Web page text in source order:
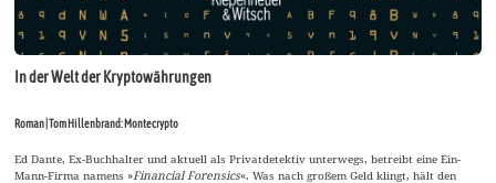
In der Welt der Kryptowährungen
Roman | Tom Hillenbrand: Montecrypto
Ed Dante, Ex-Buchhalter und aktuell als Privatdetektiv unterwegs, betreibt eine Ein-
Mann-Firma namens »Financial Forensics«. Was nach großem Geld klingt, hält den